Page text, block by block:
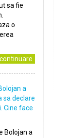
sa fie
o
..continuare
a
sa declare
Cine face
Bolojan a